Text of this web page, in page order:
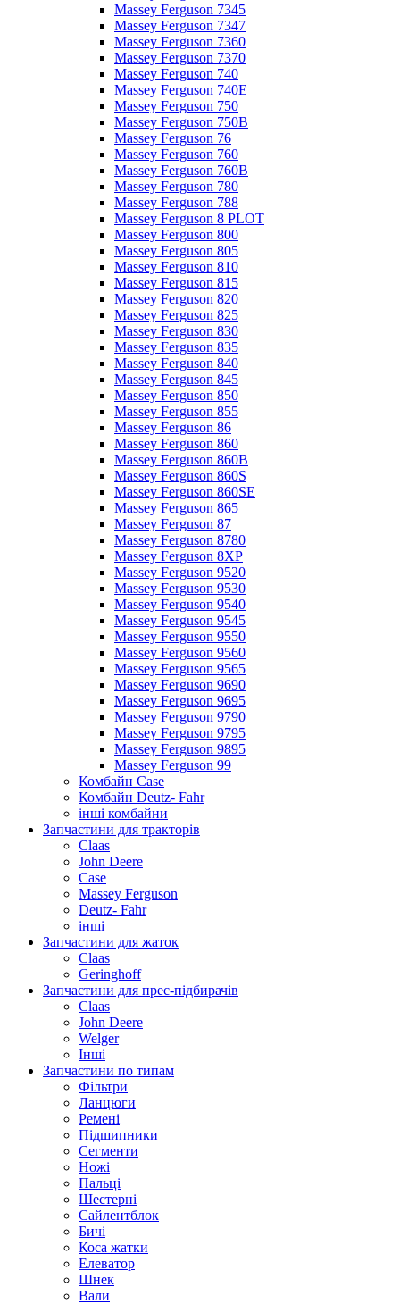
Massey Ferguson 7345
Massey Ferguson 7347
Massey Ferguson 7360
Massey Ferguson 7370
Massey Ferguson 740
Massey Ferguson 740E
Massey Ferguson 750
Massey Ferguson 750B
Massey Ferguson 76
Massey Ferguson 760
Massey Ferguson 760B
Massey Ferguson 780
Massey Ferguson 788
Massey Ferguson 8 PLOT
Massey Ferguson 800
Massey Ferguson 805
Massey Ferguson 810
Massey Ferguson 815
Massey Ferguson 820
Massey Ferguson 825
Massey Ferguson 830
Massey Ferguson 835
Massey Ferguson 840
Massey Ferguson 845
Massey Ferguson 850
Massey Ferguson 855
Massey Ferguson 86
Massey Ferguson 860
Massey Ferguson 860B
Massey Ferguson 860S
Massey Ferguson 860SE
Massey Ferguson 865
Massey Ferguson 87
Massey Ferguson 8780
Massey Ferguson 8XP
Massey Ferguson 9520
Massey Ferguson 9530
Massey Ferguson 9540
Massey Ferguson 9545
Massey Ferguson 9550
Massey Ferguson 9560
Massey Ferguson 9565
Massey Ferguson 9690
Massey Ferguson 9695
Massey Ferguson 9790
Massey Ferguson 9795
Massey Ferguson 9895
Massey Ferguson 99
Комбайн Case
Комбайн Deutz- Fahr
інші комбайни
Запчастини для тракторів
Claas
John Deere
Case
Massey Ferguson
Deutz- Fahr
інші
Запчастини для жаток
Claas
Geringhoff
Запчастини для прес-підбирачів
Claas
John Deere
Welger
Інші
Запчастини по типам
Фільтри
Ланцюги
Ремені
Підшипники
Сегменти
Ножі
Пальці
Шестерні
Сайлентблок
Бичі
Коса жатки
Елеватор
Шнек
Вали